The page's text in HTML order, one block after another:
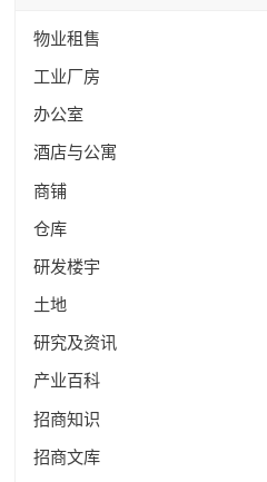
物业租售
工业厂房
办公室
酒店与公寓
商铺
仓库
研发楼宇
土地
研究及资讯
产业百科
招商知识
招商文库